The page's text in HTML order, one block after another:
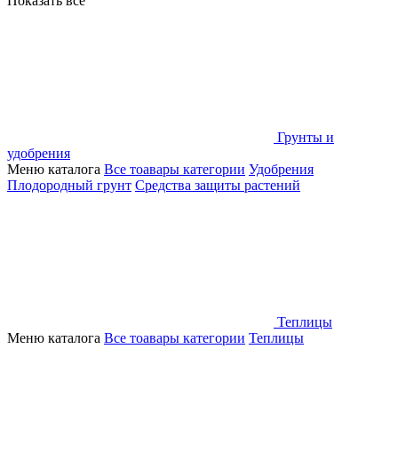
Грунты и
удобрения
Меню каталога Все тоавары категории Удобрения
Плодородный грунт Средства защиты растений
Теплицы
Меню каталога Все тоавары категории Теплицы